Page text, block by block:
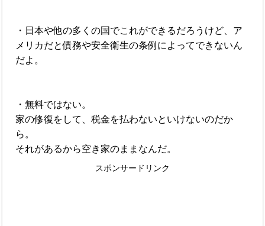
・日本や他の多くの国でこれができるだろうけど、ア
メリカだと債務や安全衛生の条例によってできないん
だよ。
・無料ではない。
家の修復をして、税金を払わないといけないのだか
ら。
それがあるから空き家のままなんだ。
スポンサードリンク